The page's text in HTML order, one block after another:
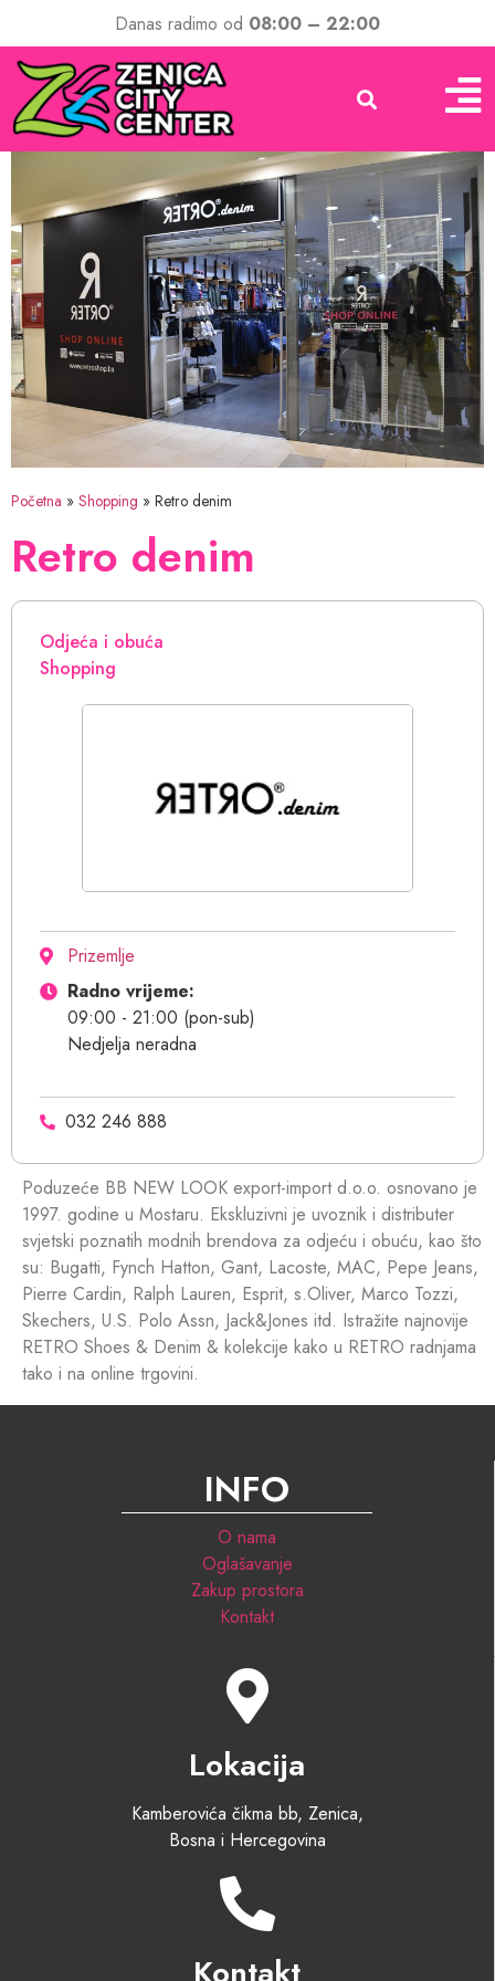
Danas radimo od 08:00 – 22:00
Početna » Shopping » Retro denim
Retro denim
Odjeća i obuća
Shopping
Prizemlje
Radno vrijeme:
09:00 - 21:00 (pon-sub)
Nedjelja neradna
032 246 888
Poduzeće BB NEW LOOK export-import d.o.o. osnovano je
1997. godine u Mostaru. Ekskluzivni je uvoznik i distributer
svjetski poznatih modnih brendova za odjeću i obuću, kao što
su: Bugatti, Fynch Hatton, Gant, Lacoste, MAC, Pepe Jeans,
Pierre Cardin, Ralph Lauren, Esprit, s.Oliver, Marco Tozzi,
Skechers, U.S. Polo Assn, Jack&Jones itd. Istražite najnovije
RETRO Shoes & Denim & kolekcije kako u RETRO radnjama
tako i na online trgovini.
INFO
O nama
Oglašavanje
Zakup prostora
Kontakt
Lokacija
Kamberovića čikma bb, Zenica,
Bosna i Hercegovina